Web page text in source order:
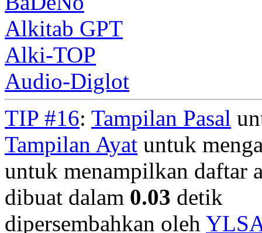
Alkitab GPT
Alki-TOP
Audio-Diglot
TIP #16: Tampilan Pasal
Tampilan Ayat untuk
untuk menampilkan daftar
dibuat dalam 0.03 detik
dipersembahkan oleh